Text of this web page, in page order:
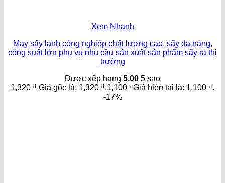
Xem Nhanh
Máy sấy lạnh công nghiệp chất lượng cao, sấy đa năng,
công suất lớn phụ vụ nhu cầu sản xuất sản phẩm sấy ra thị
trường
Được xếp hạng 5.00 5 sao
1,320₫ Giá gốc là: 1,320 ₫.1,100 ₫Giá hiện tại là: 1,100 ₫.
-17%